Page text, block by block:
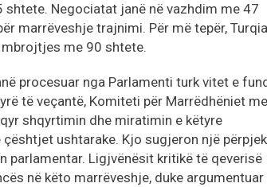
Negociatat janë në vazhdim me 47
marrëveshje trajnimi. Për më tepër,
mbrojtjes me 90 shtete.
procesuar nga Parlamenti turk vitet e
të veçantë, Komiteti për Marrëdhëniet me
shqyrtimin dhe miratimin e këtyre
ushtarake. Kjo sugjeron një
parlamentar. Ligjvënësit kritikë të qeverisë
në këto marrëveshje, duke argumentuar